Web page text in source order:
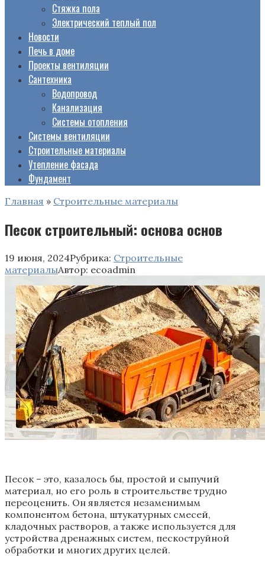
Стяжка пола
Электрический теплый пол
Новости
Печь в доме
Проекты вентиляции
Сантехника
Водопровод
Канализация
Системы отопления
Системы вентиляции
Строительные материалы
Утепление фасада
Фундамент
Главная » Строительные материалы
Песок строительный: основа основ
19 июня, 2024Рубрика: Строительные
материалыАвтор: ecoadmin
Песок – это, казалось бы, простой и сыпучий
материал, но его роль в строительстве трудно
переоценить. Он является незаменимым
компонентом бетона, штукатурных смесей,
кладочных растворов, а также используется для
устройства дренажных систем, пескоструйной
обработки и многих других целей.